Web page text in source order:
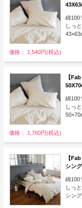
綿100
しっ
価格： 1,540円(税込)
【
綿100
しっ
価格： 1,760円(税込)
【
シン
綿100
しっ
シン